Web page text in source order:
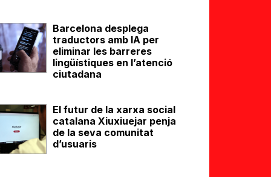
Barcelona desplega
traductors amb IA per
eliminar les barreres
lingüístiques en l’atenció
ciutadana
El futur de la xarxa social
catalana Xiuxiuejar penja
de la seva comunitat
d’usuaris